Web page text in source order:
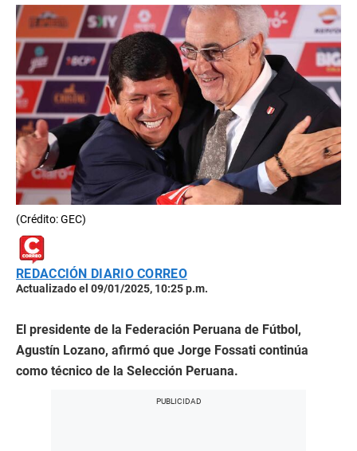
(Crédito: GEC)
REDACCIÓN DIARIO CORREO
Actualizado el 09/01/2025, 10:25 p.m.
El presidente de la Federación Peruana de Fútbol,
Agustín Lozano, afirmó que Jorge Fossati continúa
como técnico de la Selección Peruana.